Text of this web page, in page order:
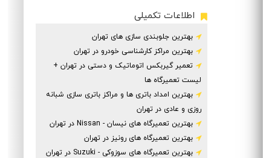
اطلاعات تکمیلی
بهترین جلوبندی سازی های تهران
بهترین مراکز کارشناسی خودرو در تهران
تعمیر گیربکس اتوماتیک و دستی در تهران +
لیست تعمیرگاه ها
بهترین امداد باتری ها و مراکز باتری سازی شبانه
روزی و عادی در تهران
بهترین تعمیرگاه های نیسان - Nissan در تهران
بهترین تعمیرگاه های رونیز در تهران
بهترین تعمیرگاه های سوزوکی - Suzuki در تهران